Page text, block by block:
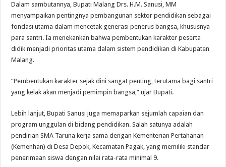
Dalam sambutannya, Bupati Malang Drs. H.M. Sanusi, MM
menyampaikan pentingnya pembangunan sektor pendidikan sebagai
fondasi utama dalam mencetak generasi penerus bangsa, khususnya
para santri. Ia menekankan bahwa pembentukan karakter peserta
didik menjadi prioritas utama dalam sistem pendidikan di Kabupaten
Malang.
“Pembentukan karakter sejak dini sangat penting, terutama bagi santri
yang kelak akan menjadi pemimpin bangsa,” ujar Bupati.
Lebih lanjut, Bupati Sanusi juga memaparkan sejumlah capaian dan
program unggulan di bidang pendidikan. Salah satunya adalah
pendirian SMA Taruna kerja sama dengan Kementerian Pertahanan
(Kemenhan) di Desa Depok, Kecamatan Pagak, yang memiliki standar
penerimaan siswa dengan nilai rata-rata minimal 9.